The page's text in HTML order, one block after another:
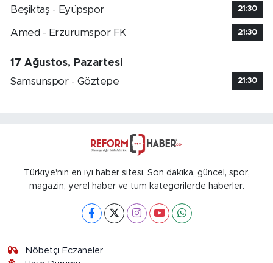
Beşiktaş - Eyüpspor 21:30
Amed - Erzurumspor FK 21:30
17 Ağustos, Pazartesi
Samsunspor - Göztepe
21:30
Türkiye'nin en iyi haber sitesi. Son dakika, güncel, spor,
magazin, yerel haber ve tüm kategorilerde haberler.
Nöbetçi Eczaneler